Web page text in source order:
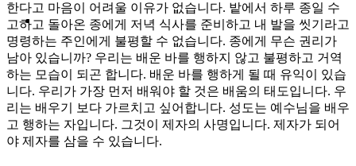
search
한다고 마음이 어려울 이유가 없습니다. 밭에서 하루 종일 수
고하고 돌아온 종에게 저녁 식사를 준비하고 내 발을 씻기라고
명령하는 주인에게 불평할 수 없습니다. 종에게 무슨 권리가
남아 있습니까? 우리는 배운 바를 행하지 않고 불평하고 거역
하는 모습이 되곤 합니다. 배운 바를 행하게 될 때 유익이 있습
니다. 우리가 가장 먼저 배워야 할 것은 배움의 태도입니다. 우
리는 배우기 보다 가르치고 싶어합니다. 성도는 예수님을 배우
고 행하는 자입니다. 그것이 제자의 사명입니다. 제자가 되어
야 제자를 삼을 수 있습니다.